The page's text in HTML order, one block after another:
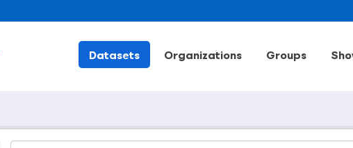
Datasets Organizations Groups